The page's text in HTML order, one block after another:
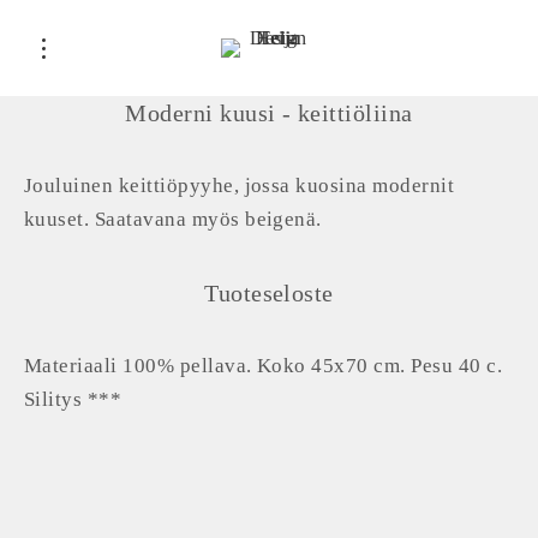
Moderni kuusi - keittiöliina
Jouluinen keittiöpyyhe, jossa kuosina modernit
kuuset. Saatavana myös beigenä.
Tuoteseloste
Materiaali 100% pellava. Koko 45x70 cm. Pesu 40 c.
Silitys ***